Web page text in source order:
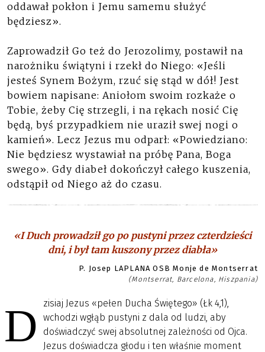
oddawał pokłon i Jemu samemu służyć
będziesz».
Zaprowadził Go też do Jerozolimy, postawił na
narożniku świątyni i rzekł do Niego: «Jeśli
jesteś Synem Bożym, rzuć się stąd w dół! Jest
bowiem napisane: Aniołom swoim rozkaże o
Tobie, żeby Cię strzegli, i na rękach nosić Cię
będą, byś przypadkiem nie uraził swej nogi o
kamień». Lecz Jezus mu odparł: «Powiedziano:
Nie będziesz wystawiał na próbę Pana, Boga
swego». Gdy diabeł dokończył całego kuszenia,
odstąpił od Niego aż do czasu.
«I Duch prowadził go po pustyni przez czterdzieści
dni, i był tam kuszony przez diabła»
P. Josep LAPLANA OSB Monje de Montserrat
(Montserrat, Barcelona, Hiszpania)
D
zisiaj Jezus «pełen Ducha Świętego» (Łk 4,1),
wchodzi wgłąb pustyni z dala od ludzi, aby
doświadczyć swej absolutnej zależności od Ojca.
Jezus doświadcza głodu i ten właśnie moment